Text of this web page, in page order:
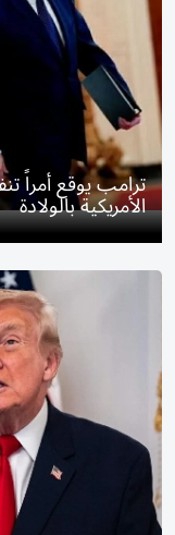
ترامب يوقع أمراً
الأمريكية بالولادة